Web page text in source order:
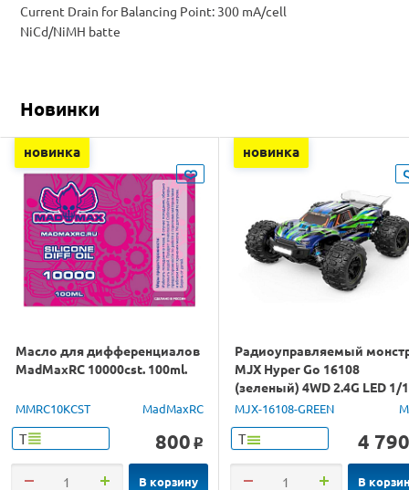
Current Drain for Balancing Point: 300 mA/cell
NiCd/NiMH batte
Новинки
новинка
Масло для дифференциалов
MadMaxRC 10000cst. 100ml.
MMRC10KCST MadMaxRC
Т 800 o
В корзину
новинка
Радиоуправляемый
MJX Hyper Go 16108
(зеленый) 4WD 2.4G LED 1/
RTR
MJX-16108-GREEN
Т 4 790
В